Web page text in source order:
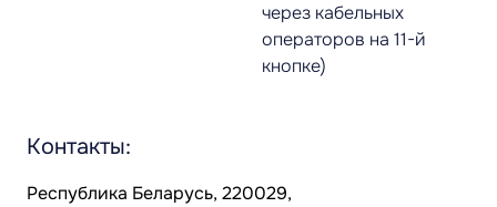
через кабельных
операторов на 11-й
кнопке)
Контакты:
Республика Беларусь, 220029,